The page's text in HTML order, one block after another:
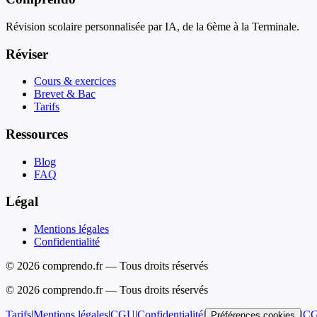
Révision scolaire personnalisée par IA, de la 6ème à la Terminale.
Réviser
Cours & exercices
Brevet & Bac
Tarifs
Ressources
Blog
FAQ
Légal
Mentions légales
Confidentialité
© 2026 comprendo.fr — Tous droits réservés
© 2026 comprendo.fr — Tous droits réservés